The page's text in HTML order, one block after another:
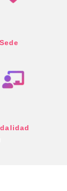
Sede